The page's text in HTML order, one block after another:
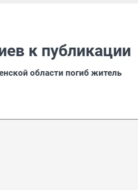
к публикации
области погиб житель